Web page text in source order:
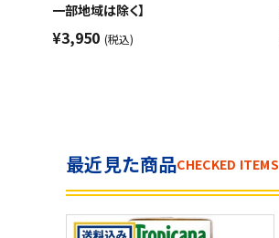
一部地域は除く】
¥3,950 (税込)
最近見た商品CHECKED ITEMS